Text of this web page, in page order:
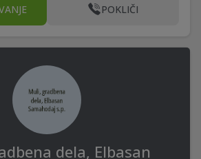
POKLIČI
dela, Elbasan